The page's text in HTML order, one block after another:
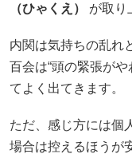
（ひゃくえ）
が取り
内関は気持ちの乱れ
百会は“頭の緊張が
てよく出てきます。
ただ、感じ方には個
場合は控えるほうが